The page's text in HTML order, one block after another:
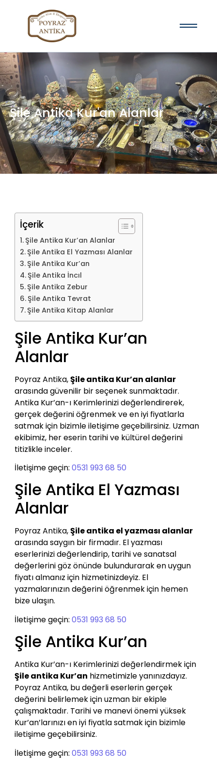
Şile Antika Kur'an Alanlar
İçerik
Şile Antika Kur’an Alanlar
Şile Antika El Yazması Alanlar
Şile Antika Kur’an
Şile Antika İncıl
Şile Antika Zebur
Şile Antika Tevrat
Şile Antika Kitap Alanlar
Şile Antika Kur’an
Alanlar
Poyraz Antika,Şile antika Kur’an alanlar
arasında güvenilir bir seçenek sunmaktadır.
Antika Kur’an-ı Kerimlerinizi değerlendirerek,
gerçek değerini öğrenmek ve en iyi fiyatlarla
satmak için bizimle iletişime geçebilirsiniz. Uzman
ekibimiz, her eserin tarihi ve kültürel değerini
titizlikle inceler.
İletişime geçin: 0531 993 68 50
Şile Antika El Yazması
Alanlar
Poyraz Antika,Şile antika el yazması alanlar
arasında saygın bir firmadır. El yazması
eserlerinizi değerlendirip, tarihi ve sanatsal
değerlerini göz önünde bulundurarak en uygun
fiyatı almanız için hizmetinizdeyiz. El
yazmalarınızın değerini öğrenmek için hemen
bize ulaşın.
İletişime geçin: 0531 993 68 50
Şile Antika Kur’an
Antika Kur’an-ı Kerimlerinizi değerlendirmek için
Şile antika Kur’an hizmetimizle yanınızdayız.
Poyraz Antika, bu değerli eserlerin gerçek
değerini belirlemek için uzman bir ekiple
çalışmaktadır. Tarihi ve manevi önemi yüksek
Kur’an’larınızı en iyi fiyatla satmak için bizimle
iletişime geçebilirsiniz.
İletişime geçin: 0531 993 68 50